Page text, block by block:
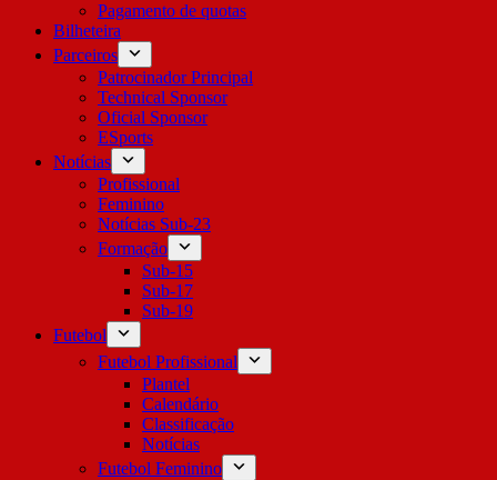
Pagamento de quotas
Bilheteira
Parceiros
Patrocinador Principal
Technical Sponsor
Oficial Sponsor
ESports
Notícias
Profissional
Feminino
Notícias Sub-23
Formação
Sub-15
Sub-17
Sub-19
Futebol
Futebol Profissional
Plantel
Calendário
Classificação
Notícias
Futebol Feminino